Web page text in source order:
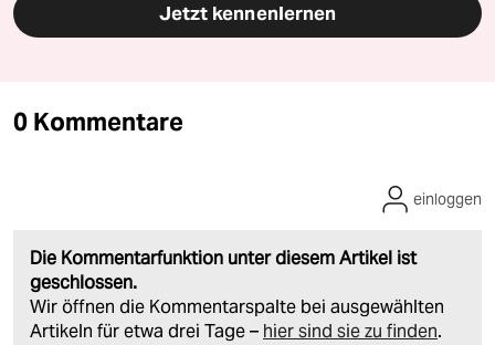
Jetzt kennenlernen
0 Kommentare
Die Kommentarfunktion unter diesem Artikel ist
geschlossen.
Wir öffnen die Kommentarspalte bei ausgewählten
Artikeln für etwa drei Tage – hier sind sie zu finden.
einloggen